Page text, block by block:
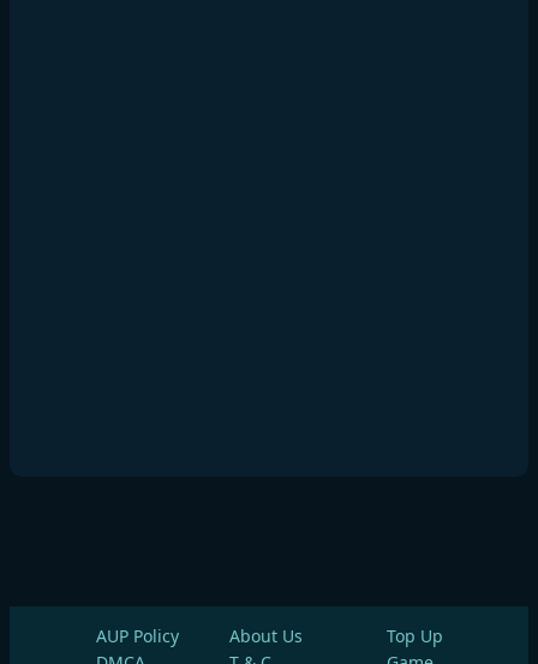
AUP Policy
About Us
Top Up